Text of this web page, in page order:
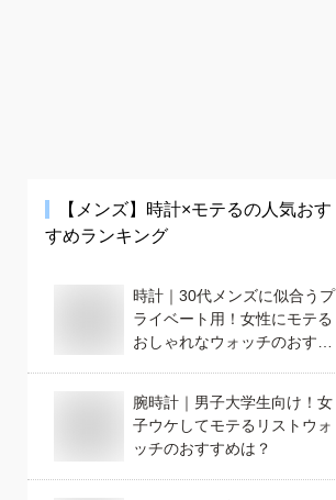
【メンズ】 時計×モテるの人気おす
すめランキング
時計｜30代メンズに似合うプ
ライベート用！女性にモテる
おしゃれなウォッチのおすす
腕時計｜男子大学生向け！女
子ウケしてモテるリストウォ
ッチのおすすめは？